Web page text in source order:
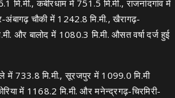
मि.मी., कबीरधाम में 751.5 मि.मी., राजनांदगांव में
अंबागढ़ चौकी में 1242.8 मि.मी., खैरागढ़-
और बालोद में 1080.3 मि.मी. औसत वर्षा दर्ज हुई
में 733.8 मि.मी., सूरजपुर में 1099.0 मि.मी
में 1168.2 मि.मी. और मनेन्द्रगढ़-चिरमिरी-